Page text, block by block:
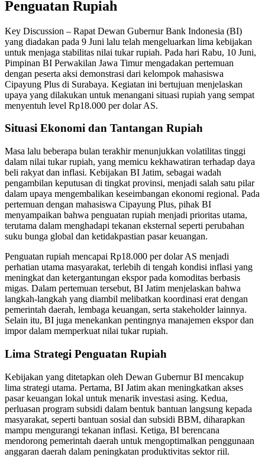
Penguatan Rupiah
Key Discussion – Rapat Dewan Gubernur Bank Indonesia (BI)
yang diadakan pada 9 Juni lalu telah mengeluarkan lima kebijakan
untuk menjaga stabilitas nilai tukar rupiah. Pada hari Rabu, 10 Juni,
Pimpinan BI Perwakilan Jawa Timur mengadakan pertemuan
dengan peserta aksi demonstrasi dari kelompok mahasiswa
Cipayung Plus di Surabaya. Kegiatan ini bertujuan menjelaskan
upaya yang dilakukan untuk menangani situasi rupiah yang sempat
menyentuh level Rp18.000 per dolar AS.
Situasi Ekonomi dan Tantangan Rupiah
Masa lalu beberapa bulan terakhir menunjukkan volatilitas tinggi
dalam nilai tukar rupiah, yang memicu kekhawatiran terhadap daya
beli rakyat dan inflasi. Kebijakan BI Jatim, sebagai wadah
pengambilan keputusan di tingkat provinsi, menjadi salah satu pilar
dalam upaya mengembalikan keseimbangan ekonomi regional. Pada
pertemuan dengan mahasiswa Cipayung Plus, pihak BI
menyampaikan bahwa penguatan rupiah menjadi prioritas utama,
terutama dalam menghadapi tekanan eksternal seperti perubahan
suku bunga global dan ketidakpastian pasar keuangan.
Penguatan rupiah mencapai Rp18.000 per dolar AS menjadi
perhatian utama masyarakat, terlebih di tengah kondisi inflasi yang
meningkat dan ketergantungan ekspor pada komoditas berbasis
migas. Dalam pertemuan tersebut, BI Jatim menjelaskan bahwa
langkah-langkah yang diambil melibatkan koordinasi erat dengan
pemerintah daerah, lembaga keuangan, serta stakeholder lainnya.
Selain itu, BI juga menekankan pentingnya manajemen ekspor dan
impor dalam memperkuat nilai tukar rupiah.
Lima Strategi Penguatan Rupiah
Kebijakan yang ditetapkan oleh Dewan Gubernur BI mencakup
lima strategi utama. Pertama, BI Jatim akan meningkatkan akses
pasar keuangan lokal untuk menarik investasi asing. Kedua,
perluasan program subsidi dalam bentuk bantuan langsung kepada
masyarakat, seperti bantuan sosial dan subsidi BBM, diharapkan
mampu mengurangi tekanan inflasi. Ketiga, BI berencana
mendorong pemerintah daerah untuk mengoptimalkan penggunaan
anggaran daerah dalam peningkatan produktivitas sektor riil.